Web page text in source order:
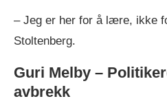
– Jeg er her for å lære, ikke
Stoltenberg.
Guri Melby –
avbrekk